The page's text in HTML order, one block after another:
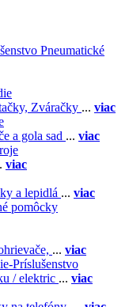
Pneumatické
Zváračky ... viac
a gola sad ... viac
viac
a lepidlá ... viac
pomôcky
... viac
Príslušenstvo
/ elektric ... viac